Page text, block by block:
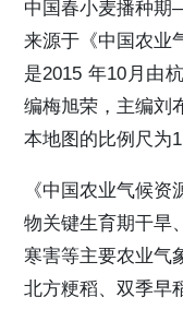
中国春小麦播种
来源于《中国农业
是2015 年10月由
编梅旭荣，主编刘
本地图的比例尺为1
《中国农业气候
物关键生育期干旱
寒害等主要农业气
北方粳稻、双季早